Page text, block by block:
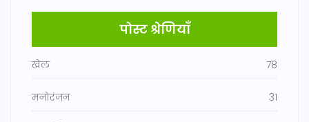
पोस्ट श्रेणियाँ
खेल 78
मनोरंजन 31